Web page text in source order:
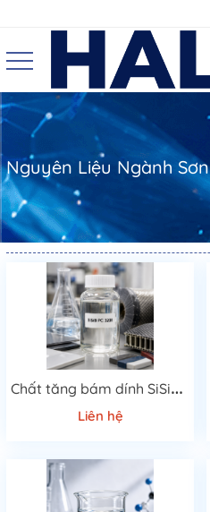
Nguyên Liệu Ngành Sơn
C
hất tăng bám dính SiSiB PC 3200
Liên hệ